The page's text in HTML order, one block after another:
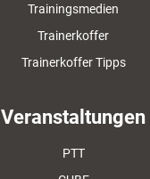
Trainingsmedien
Trainerkoffer
Trainerkoffer Tipps
Veranstaltungen
PTT